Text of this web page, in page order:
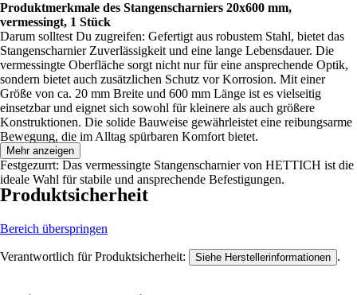
Produktmerkmale des Stangenscharniers 20x600 mm,
vermessingt, 1 Stück
Darum solltest Du zugreifen: Gefertigt aus robustem Stahl, bietet das
Stangenscharnier Zuverlässigkeit und eine lange Lebensdauer. Die
vermessingte Oberfläche sorgt nicht nur für eine ansprechende Optik,
sondern bietet auch zusätzlichen Schutz vor Korrosion. Mit einer
Größe von ca. 20 mm Breite und 600 mm Länge ist es vielseitig
einsetzbar und eignet sich sowohl für kleinere als auch größere
Konstruktionen. Die solide Bauweise gewährleistet eine reibungsarme
Bewegung, die im Alltag spürbaren Komfort bietet.
Festgezurrt: Das vermessingte Stangenscharnier von HETTICH ist die
ideale Wahl für stabile und ansprechende Befestigungen.
Mehr anzeigen
Produktsicherheit
Bereich überspringen
Verantwortlich für Produktsicherheit: Siehe Herstellerinformationen .